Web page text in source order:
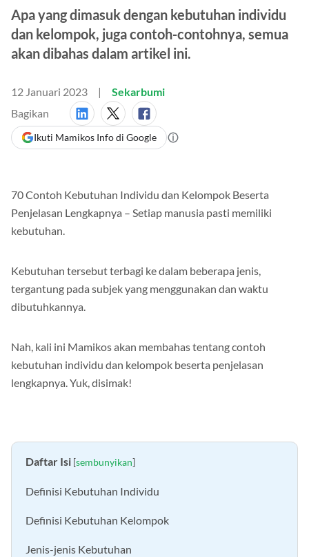
Apa yang dimasuk dengan kebutuhan individu
dan kelompok, juga contoh-contohnya, semua
akan dibahas dalam artikel ini.
12 Januari 2023
Sekarbumi
Bagikan
Ikuti Mamikos Info di Google
70 Contoh Kebutuhan Individu dan Kelompok Beserta
Penjelasan Lengkapnya – Setiap manusia pasti memiliki
kebutuhan.
Kebutuhan tersebut terbagi ke dalam beberapa jenis,
tergantung pada subjek yang menggunakan dan waktu
dibutuhkannya.
Nah, kali ini Mamikos akan membahas tentang contoh
kebutuhan individu dan kelompok beserta penjelasan
lengkapnya. Yuk, disimak!
Daftar Isi [sembunyikan]
Definisi Kebutuhan Individu
Definisi Kebutuhan Kelompok
Jenis-jenis Kebutuhan